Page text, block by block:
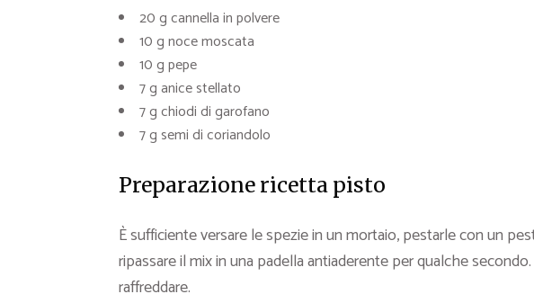
20 g cannella in polvere
10 g noce moscata
10 g pepe
7 g anice stellato
7 g chiodi di garofano
7 g semi di coriandolo
Preparazione ricetta pisto
È sufficiente versare le spezie in un mortaio, pestarle con un
ripassare il mix in una padella antiaderente per qualche
raffreddare.